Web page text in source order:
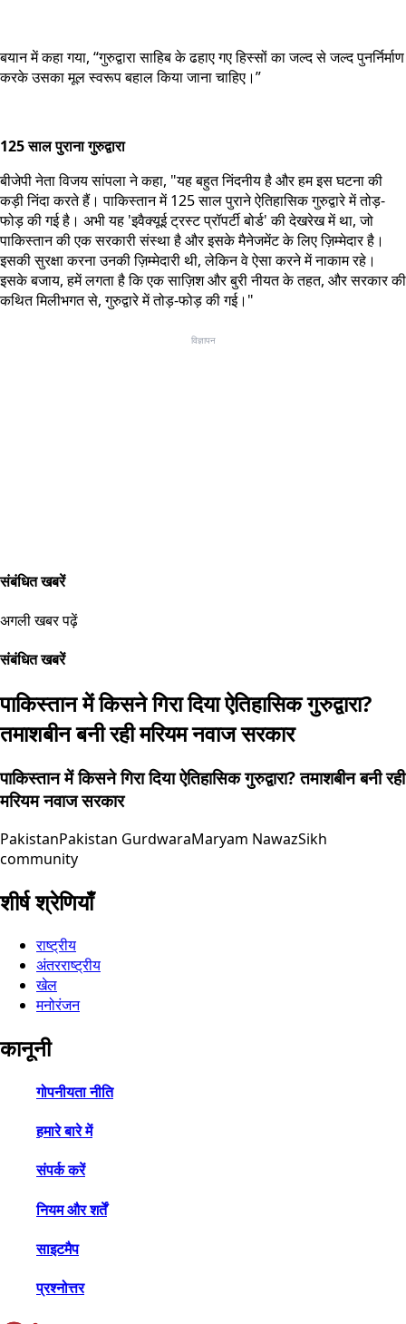
बयान में कहा गया, “गुरुद्वारा साहिब के ढहाए गए हिस्सों का जल्द से जल्द पुनर्निर्माण
करके उसका मूल स्वरूप बहाल किया जाना चाहिए।”
125 साल पुराना गुरुद्वारा
बीजेपी नेता विजय सांपला ने कहा, "यह बहुत निंदनीय है और हम इस घटना की
कड़ी निंदा करते हैं। पाकिस्तान में 125 साल पुराने ऐतिहासिक गुरुद्वारे में तोड़-
फोड़ की गई है। अभी यह 'इवैक्यूई ट्रस्ट प्रॉपर्टी बोर्ड' की देखरेख में था, जो
पाकिस्तान की एक सरकारी संस्था है और इसके मैनेजमेंट के लिए ज़िम्मेदार है।
इसकी सुरक्षा करना उनकी ज़िम्मेदारी थी, लेकिन वे ऐसा करने में नाकाम रहे।
इसके बजाय, हमें लगता है कि एक साज़िश और बुरी नीयत के तहत, और सरकार की
कथित मिलीभगत से, गुरुद्वारे में तोड़-फोड़ की गई।"
विज्ञापन
संबंधित खबरें
अगली खबर पढ़ें
संबंधित खबरें
पाकिस्तान में किसने गिरा दिया ऐतिहासिक गुरुद्वारा?
तमाशबीन बनी रही मरियम नवाज सरकार
पाकिस्तान में किसने गिरा दिया ऐतिहासिक गुरुद्वारा? तमाशबीन बनी रही
मरियम नवाज सरकार
PakistanPakistan GurdwaraMaryam NawazSikh
community
शीर्ष श्रेणियाँ
राष्ट्रीय
अंतरराष्ट्रीय
खेल
मनोरंजन
कानूनी
गोपनीयता नीति
हमारे बारे में
संपर्क करें
नियम और शर्तें
साइटमैप
प्रश्नोत्तर